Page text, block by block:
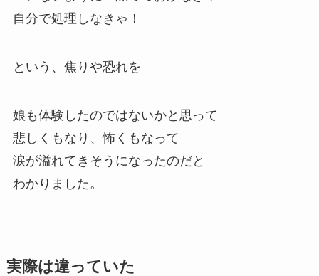
自分で処理しなきゃ！
という、 焦りや恐れを
娘も体験したのではないかと思って
悲しくもなり、怖くもなって
涙が溢れてきそうになったのだと
わかりました。
実際は違っていた